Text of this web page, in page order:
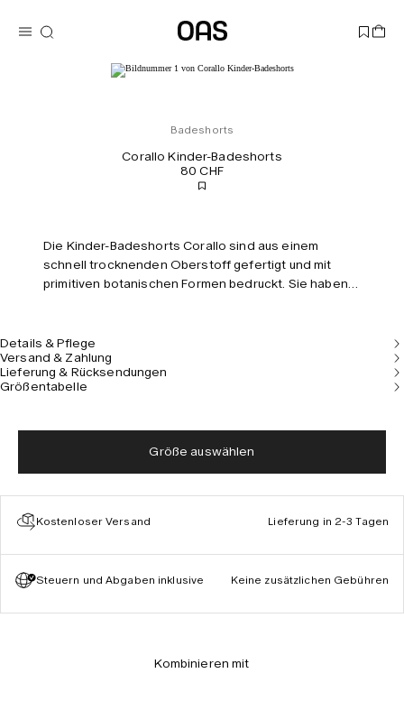
Badeshorts
Corallo Kinder-Badeshorts
80 CHF
Die Kinder-Badeshorts Corallo sind aus einem
schnell trocknenden Oberstoff gefertigt und mit
primitiven botanischen Formen bedruckt. Sie haben
Tragekomfort und Halt. In der versteckten
Reißverschlusstasche können kleine Schätze sicher
aufbewahrt werden.
Details & Pflege
Versand & Zahlung
Lieferung & Rücksendungen
Größentabelle
Größe auswählen
Kostenloser Versand Lieferung in 2-3 Tagen
Steuern und Abgaben inklusive Keine zusätzlichen Gebühren
Kombinieren mit